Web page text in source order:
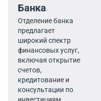
Банка
Отделение банка
предлагает
широкий спектр
финансовых услуг,
включая открытие
счетов,
кредитование и
консультации по